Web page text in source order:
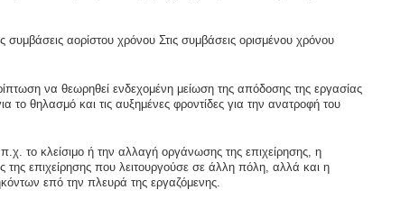
συμβάσεις αορίστου χρόνου Στις συμβάσεις ορισμένου χρόνου
να θεωρηθεί ενδεχομένη μείωση της απόδοσης της εργασίας
το θηλασμό και τις αυξημένες φροντίδες για την ανατροφή του
το κλείσιμο ή την αλλαγή οργάνωσης της επιχείρησης, η
της επιχείρησης που λειτουργούσε σε άλλη πόλη, αλλά και η
επό την πλευρά της εργαζόμενης.